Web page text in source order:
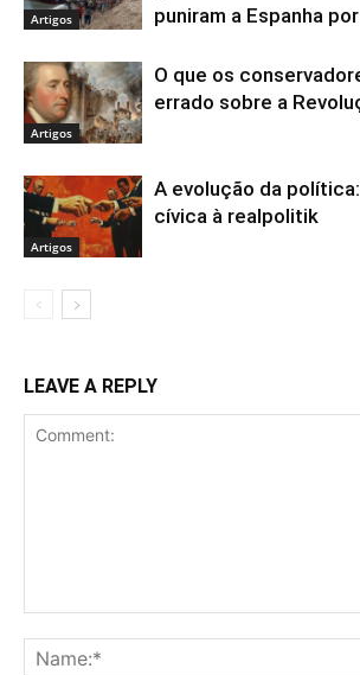
Artigos
puniram a Espanha
Artigos
O que os
errado sobre a
Artigos
A evolução da
cívica à realpolitik
LEAVE A REPLY